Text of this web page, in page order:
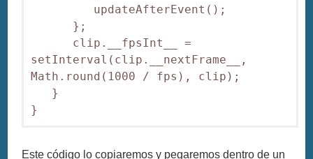
updateAfterEvent();
};
clip.__fpsInt__ =
setInterval(clip.__nextFrame__,
Math.round(1000 / fps), clip);
}
}
Este código lo copiaremos y pegaremos dentro de un